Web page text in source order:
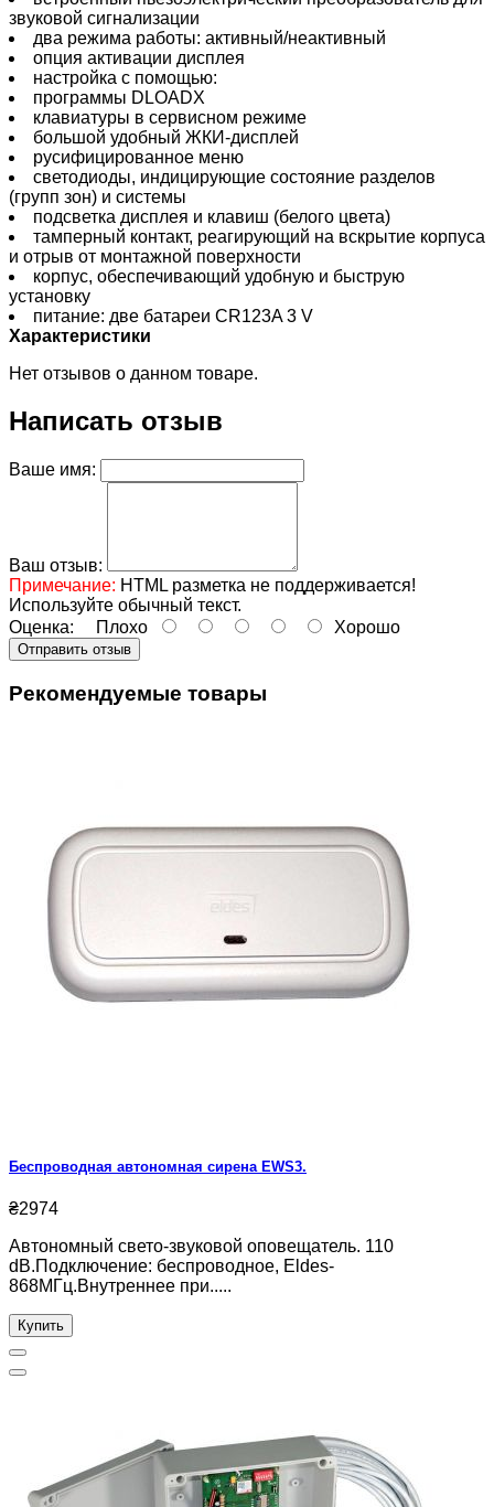
звуковой сигнализации
два режима работы: активный/неактивный
опция активации дисплея
настройка с помощью:
программы DLOADX
клавиатуры в сервисном режиме
большой удобный ЖКИ-дисплей
русифицированное меню
светодиоды, индицирующие состояние разделов
(групп зон) и системы
подсветка дисплея и клавиш (белого цвета)
тамперный контакт, реагирующий на вскрытие корпуса
и отрыв от монтажной поверхности
корпус, обеспечивающий удобную и быструю
установку
питание: две батареи CR123A 3 V
Характеристики
Нет отзывов о данном товаре.
Написать отзыв
Ваше имя:
Ваш отзыв:
Примечание: HTML разметка не поддерживается!
Используйте обычный текст.
Оценка: Плохо Хорошо
Отправить отзыв
Рекомендуемые товары
Беспроводная автономная сирена EWS3.
₴2974
Автономный свето-звуковой оповещатель. 110
dB.Подключение: беспроводное, Eldes-
868МГц.Внутреннее при.....
Купить